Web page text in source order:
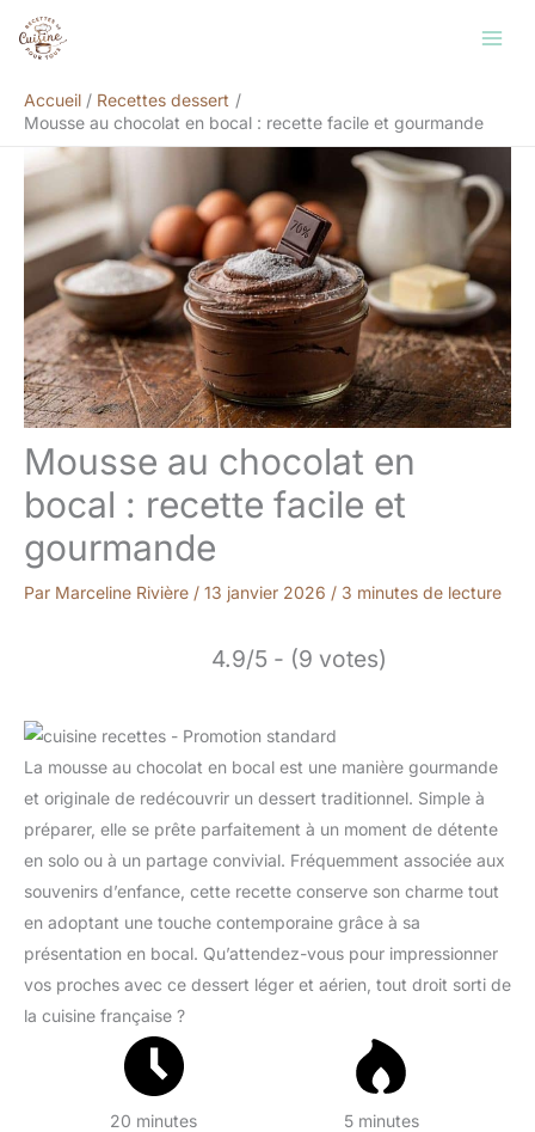
Accueil
Recettes dessert
Mousse au chocolat en bocal : recette facile et gourmande
Mousse au chocolat en
bocal : recette facile et
gourmande
Par Marceline Rivière / 13 janvier 2026 / 3 minutes de lecture
4.9/5 - (9 votes)
La mousse au chocolat en bocal est une manière gourmande
et originale de redécouvrir un dessert traditionnel. Simple à
préparer, elle se prête parfaitement à un moment de détente
en solo ou à un partage convivial. Fréquemment associée aux
souvenirs d’enfance, cette recette conserve son charme tout
en adoptant une touche contemporaine grâce à sa
présentation en bocal. Qu’attendez-vous pour impressionner
vos proches avec ce dessert léger et aérien, tout droit sorti de
la cuisine française ?
20 minutes 5 minutes
Rechercher